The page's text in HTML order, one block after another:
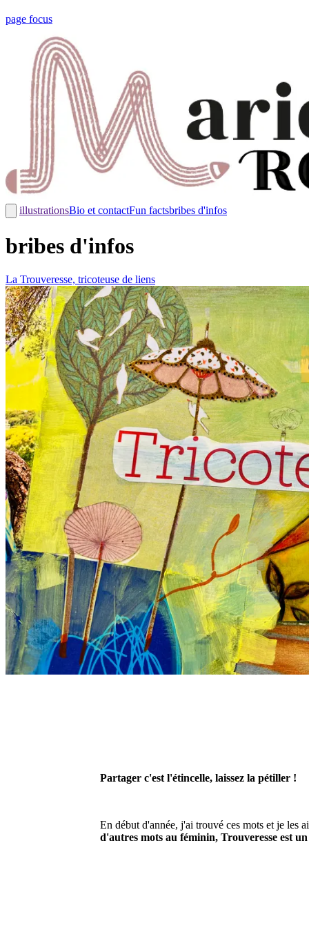
page focus
illustrationsBio et contactFun factsbribes d'infos
bribes d'infos
La Trouveresse, tricoteuse de liens
Partager c'est l'étincelle, laissez la pétiller !
En début d'année, j'ai trouvé ces mots et je les
d'autres mots au féminin, Trouveresse est